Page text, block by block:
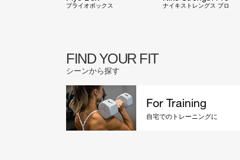
プライオボックス ナイキストレングス プロ
FIND YOUR FIT
シーンから探す
For Training
自宅でのトレーニングに